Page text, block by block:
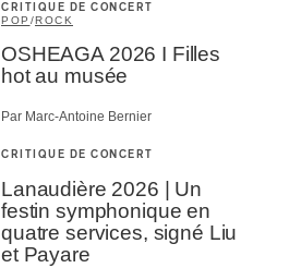
CRITIQUE DE CONCERT
POP /ROCK
OSHEAGA 2026 I Filles
hot au musée
Par Marc-Antoine Bernier
CRITIQUE DE CONCERT
Lanaudière 2026 | Un
festin symphonique en
quatre services, signé Liu
et Payare